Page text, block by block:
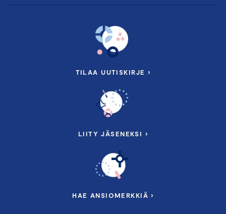
TILAA UUTISKIRJE ›
LIITY JÄSENEKSI ›
HAE ANSIOMERKKIÄ ›